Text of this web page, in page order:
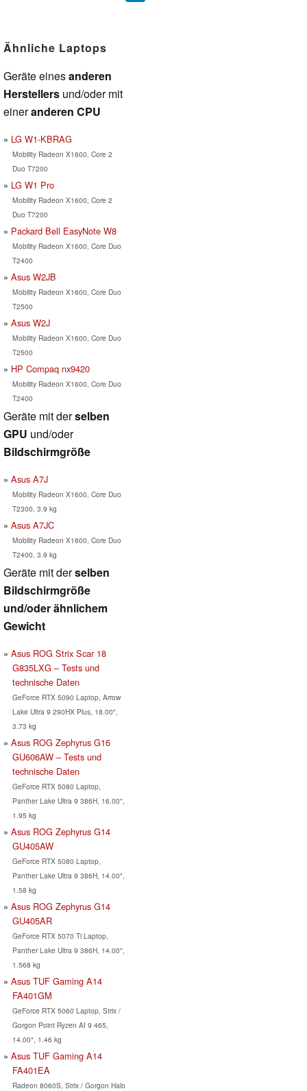
Ähnliche Laptops
Geräte einesanderen
Herstellers und/oder mit
eineranderen CPU
LG W1-KBRAG
Mobility Radeon X1600, Core 2
Duo T7200
LG W1 Pro
Mobility Radeon X1600, Core 2
Duo T7200
Packard Bell EasyNote W8
Mobility Radeon X1600, Core Duo
T2400
Asus W2JB
Mobility Radeon X1600, Core Duo
T2500
Asus W2J
Mobility Radeon X1600, Core Duo
T2500
HP Compaq nx9420
Mobility Radeon X1600, Core Duo
T2400
Geräte mit derselben
GPU und/oder
Bildschirmgröße
Asus A7J
Mobility Radeon X1600, Core Duo
T2300, 3.9 kg
Asus A7JC
Mobility Radeon X1600, Core Duo
T2400, 3.9 kg
Geräte mit derselben
Bildschirmgröße
und/oder ähnlichem
Gewicht
Asus ROG Strix Scar 18
G835LXG – Tests und
technische Daten
GeForce RTX 5090 Laptop, Arrow
Lake Ultra 9 290HX Plus, 18.00",
3.73 kg
Asus ROG Zephyrus G16
GU606AW – Tests und
technische Daten
GeForce RTX 5080 Laptop,
Panther Lake Ultra 9 386H, 16.00",
1.95 kg
Asus ROG Zephyrus G14
GU405AW
GeForce RTX 5080 Laptop,
Panther Lake Ultra 9 386H, 14.00",
1.58 kg
Asus ROG Zephyrus G14
GU405AR
GeForce RTX 5070 Ti Laptop,
Panther Lake Ultra 9 386H, 14.00",
1.568 kg
Asus TUF Gaming A14
FA401GM
GeForce RTX 5060 Laptop, Strix /
Gorgon Point Ryzen AI 9 465,
14.00", 1.46 kg
Asus TUF Gaming A14
FA401EA
Radeon 8060S, Strix / Gorgon Halo